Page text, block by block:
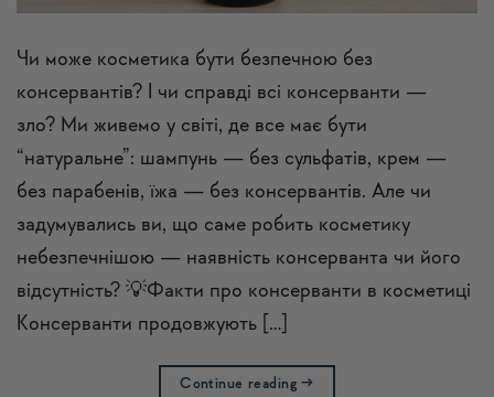
Чи може косметика бути безпечною без
консервантів? І чи справді всі консерванти —
зло? Ми живемо у світі, де все має бути
“натуральне”: шампунь — без сульфатів, крем —
без парабенів, їжа — без консервантів. Але чи
задумувались ви, що саме робить косметику
небезпечнішою — наявність консерванта чи його
відсутність? 💡Факти про консерванти в косметиці
Консерванти продовжують […]
Continue reading→